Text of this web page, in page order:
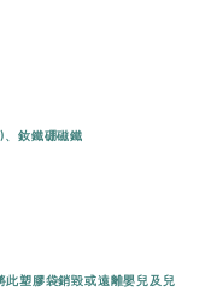
釹鐵硼磁鐵
塑膠袋銷毀或遠離嬰兒及兒